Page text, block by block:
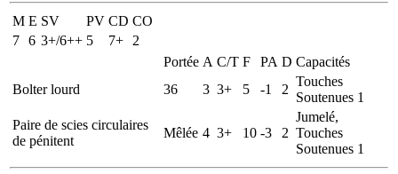
M E SV PV CD CO
7 6 3+/6++ 5 7+
2
Portée A C/T F PA D Capacités
Bolter lourd
36 3 3+ 5 -1 2
Touches
Soutenues 1
Paire de scies circulaires
de pénitent
Mêlée 4 3+ 10 -3 2
Jumelé,
Touches
Soutenues 1